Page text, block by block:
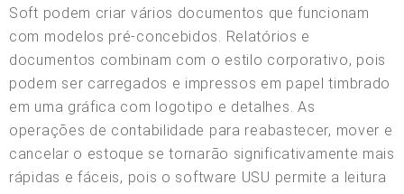
Soft podem criar vários documentos que funcionam
com modelos pré-concebidos. Relatórios e
documentos combinam com o estilo corporativo, pois
podem ser carregados e impressos em papel timbrado
em uma gráfica com logotipo e detalhes. As
operações de contabilidade para reabastecer, mover e
cancelar o estoque se tornarão significativamente mais
rápidas e fáceis, pois o software USU permite a leitura